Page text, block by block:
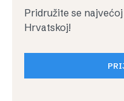
Pridružite se
Hrvatskoj!